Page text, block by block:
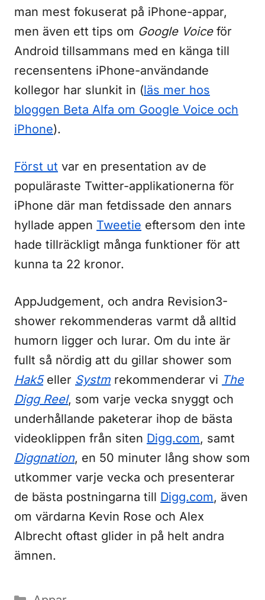
man mest fokuserat på iPhone-appar,
men även ett tips om Google Voiceför
Android tillsammans med en känga till
recensentens iPhone-användande
kollegor har slunkit in (läs mer hos
bloggen Beta Alfa om Google Voice och
iPhone).
Först ut var en presentation av de
populäraste Twitter-applikationerna för
iPhone där man fetdissade den annars
hyllade appen Tweetie eftersom den inte
hade tillräckligt många funktioner för att
kunna ta 22 kronor.
AppJudgement, och andra Revision3-
shower rekommenderas varmt då alltid
humorn ligger och lurar. Om du inte är
fullt så nördig att du gillar shower som
Hak5eller Systm rekommenderar vi The
Digg Reel, som varje vecka snyggt och
underhållande paketerar ihop de bästa
videoklippen från siten Digg.com, samt
Diggnation, en 50 minuter lång show som
utkommer varje vecka och presenterar
de bästa postningarna till Digg.com, även
om värdarna Kevin Rose och Alex
Albrecht oftast glider in på helt andra
ämnen.